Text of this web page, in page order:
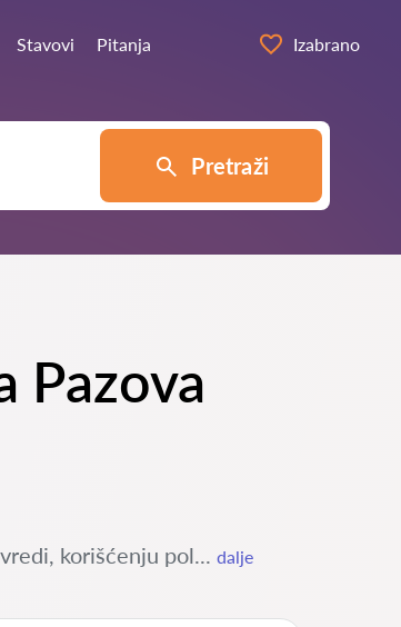
Stavovi Pitanja Izabrano
Pretraži
Pazova
korišćenju pol... dalje